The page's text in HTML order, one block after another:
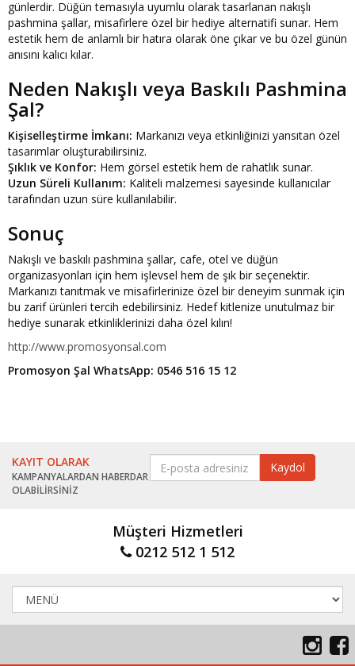
günlerdir. Düğün temasıyla uyumlu olarak tasarlanan nakışlı
pashmina şallar, misafirlere özel bir hediye alternatifi sunar. Hem
estetik hem de anlamlı bir hatıra olarak öne çıkar ve bu özel günün
anısını kalıcı kılar.
Neden Nakışlı veya Baskılı Pashmina
Şal?
Kişiselleştirme İmkanı: Markanızı veya etkinliğinizi yansıtan özel
tasarımlar oluşturabilirsiniz.
Şıklık ve Konfor: Hem görsel estetik hem de rahatlık sunar.
Uzun Süreli Kullanım: Kaliteli malzemesi sayesinde kullanıcılar
tarafından uzun süre kullanılabilir.
Sonuç
Nakışlı ve baskılı pashmina şallar, cafe, otel ve düğün
organizasyonları için hem işlevsel hem de şık bir seçenektir.
Markanızı tanıtmak ve misafirlerinize özel bir deneyim sunmak için
bu zarif ürünleri tercih edebilirsiniz. Hedef kitlenize unutulmaz bir
hediye sunarak etkinliklerinizi daha özel kılın!
http://www.promosyonsal.com
Promosyon Şal WhatsApp: 0546 516 15 12
KAYIT OLARAK
KAMPANYALARDAN HABERDAR
OLABİLİRSİNİZ
Müşteri Hizmetleri
0212 512 1 512